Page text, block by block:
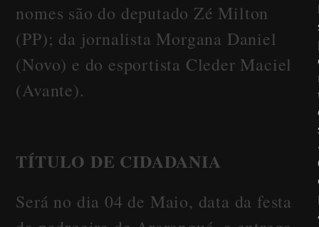
nomes são do deputado Zé Milton
(PP); da jornalista Morgana Daniel
(Novo) e do esportista Cleder Maciel
(Avante).
TÍTULO DE CIDADANIA
Será no dia 04 de Maio, data da festa